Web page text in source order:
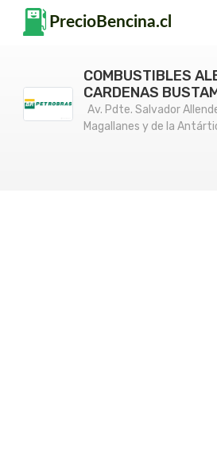
COMBUSTIBLES
CARDENAS
Av. Pdte. Salvador
Magallanes y de la